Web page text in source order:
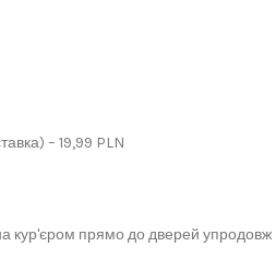
– 19,99 PLN
кур'єром прямо до дверей упродовж